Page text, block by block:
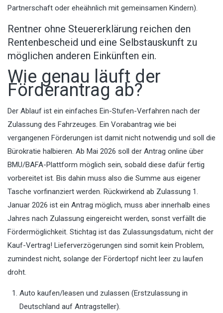
Partnerschaft oder eheähnlich mit gemeinsamen Kindern).
Rentner ohne Steuererklärung reichen den
Rentenbescheid und eine Selbstauskunft zu
möglichen anderen Einkünften ein.
Wie genau läuft der
Förderantrag ab?
Der Ablauf ist ein einfaches Ein-Stufen-Verfahren nach der
Zulassung des Fahrzeuges. Ein Vorabantrag wie bei
vergangenen Förderungen ist damit nicht notwendig und soll die
Bürokratie halbieren. Ab Mai 2026 soll der Antrag online über
BMU/BAFA-Plattform möglich sein, sobald diese dafür fertig
vorbereitet ist. Bis dahin muss also die Summe aus eigener
Tasche vorfinanziert werden. Rückwirkend ab Zulassung 1.
Januar 2026 ist ein Antrag möglich, muss aber innerhalb eines
Jahres nach Zulassung eingereicht werden, sonst verfällt die
Fördermöglichkeit. Stichtag ist das Zulassungsdatum, nicht der
Kauf-Vertrag! Lieferverzögerungen sind somit kein Problem,
zumindest nicht, solange der Fördertopf nicht leer zu laufen
droht.
Auto kaufen/leasen und zulassen (Erstzulassung in
Deutschland auf Antragsteller).